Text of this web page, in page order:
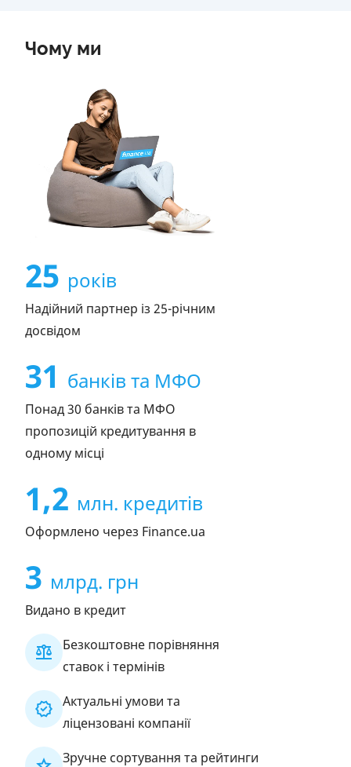
Чому ми
25 років
Надійний партнер із 25-річним
досвідом
31 банків та МФО
Понад 30 банків та МФО
пропозицій кредитування в
одному місці
1,2 млн. кредитів
Оформлено через Finance.ua
3 млрд. грн
Видано в кредит
Безкоштовне порівняння
ставок і термінів
Актуальні умови та
ліцензовані компанії
Зручне сортування та рейтинги